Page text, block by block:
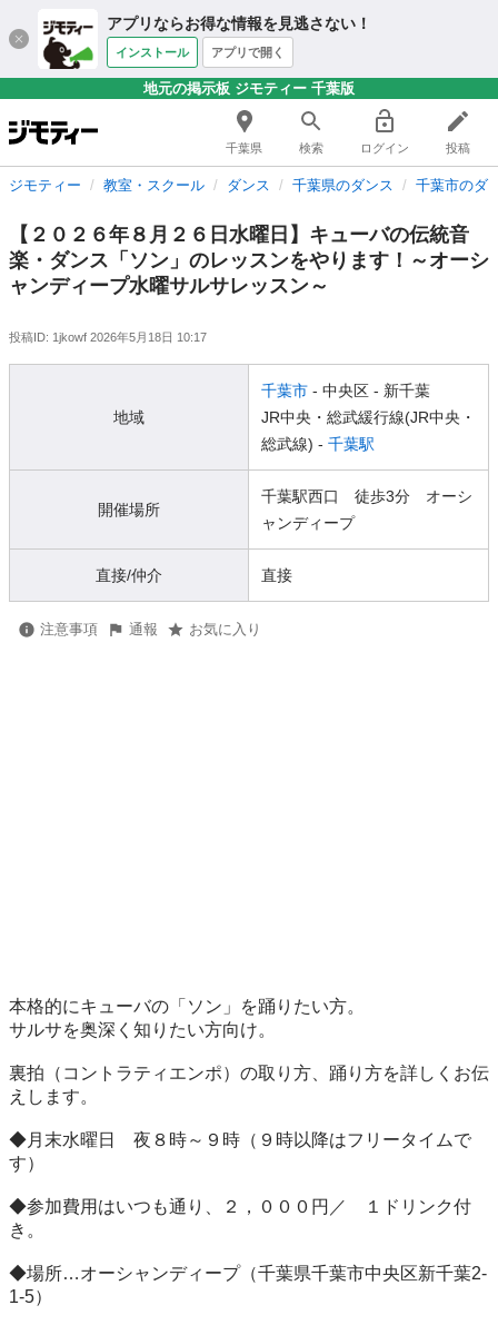
アプリならお得な情報を見逃さない！
インストール アプリで開く
地元の掲示板 ジモティー 千葉版
千葉県 検索 ログイン 投稿
ジモティー 教室・スクール ダンス 千葉県のダンス 千葉市のダ
【２０２６年８月２６日水曜日】キューバの伝統音
楽・ダンス「ソン」のレッスンをやります！～オーシ
ャンディープ水曜サルサレッスン～
投稿ID: 1jkowf 2026年5月18日 10:17
地域
千葉市 - 中央区 - 新千葉
JR中央・総武緩行線(JR中央・
総武線) - 千葉駅
開催場所
千葉駅西口 徒歩3分 オーシ
ャンディープ
直接/仲介 直接
注意事項 通報 お気に入り
本格的にキューバの「ソン」を踊りたい方。
サルサを奥深く知りたい方向け。
裏拍（コントラティエンポ）の取り方、踊り方を詳しくお伝
えします。
◆月末水曜日　夜８時～９時（９時以降はフリータイムで
す）
◆参加費用はいつも通り、２，０００円／　１ドリンク付
き。
◆場所…オーシャンディープ（千葉県千葉市中央区新千葉2-
1-5）